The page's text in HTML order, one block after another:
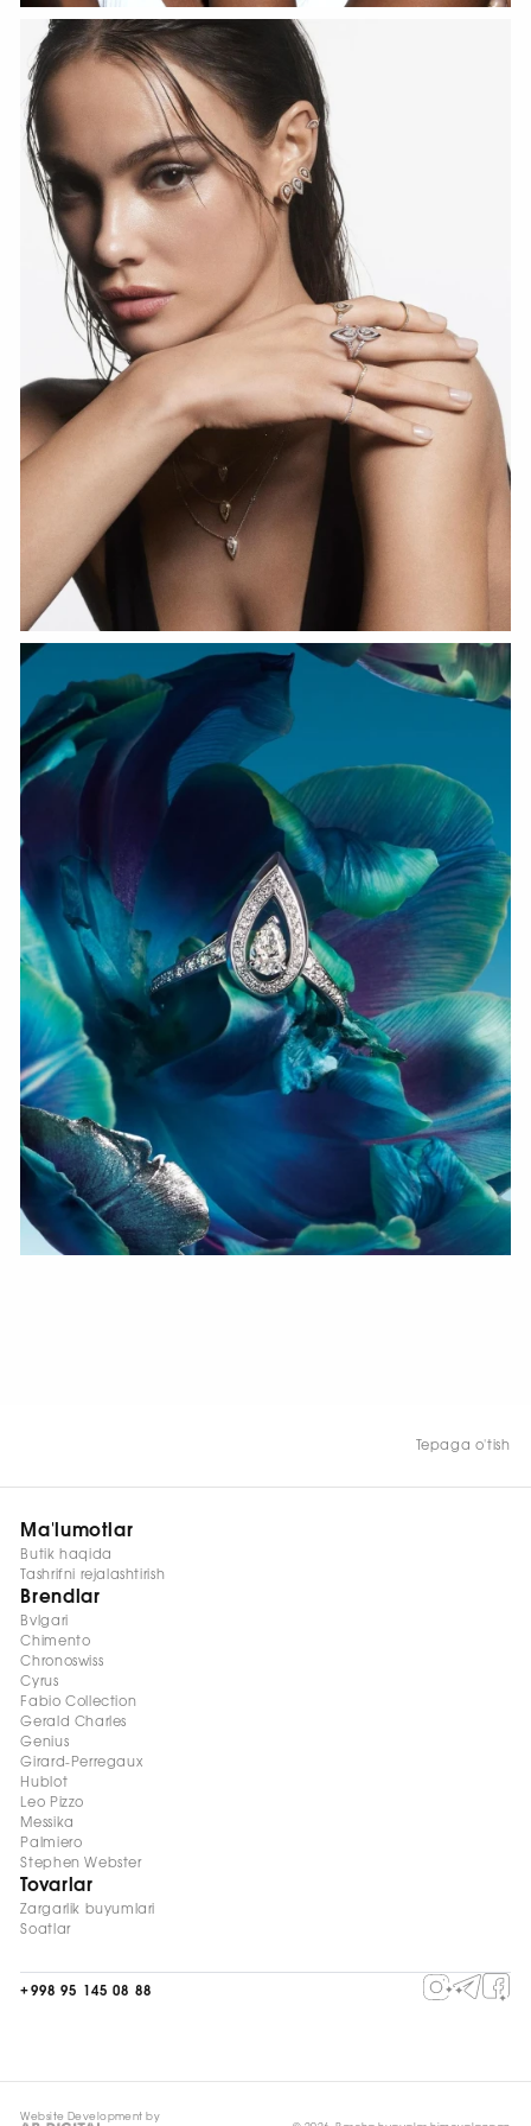
HOZIR KO‘RISH
HOZIR KO‘RISH
Tepaga o'tish
Ma'lumotlar
Butik haqida
Tashrifni rejalashtirish
Brendlar
Bvlgari
Chimento
Chronoswiss
Cyrus
Fabio Collection
Gerald Charles
Genius
Girard-Perregaux
Hublot
Leo Pizzo
Messika
Palmiero
Stephen Webster
Tovarlar
Zargarlik buyumlari
Soatlar
+998 95 145 08 88
Website Development by